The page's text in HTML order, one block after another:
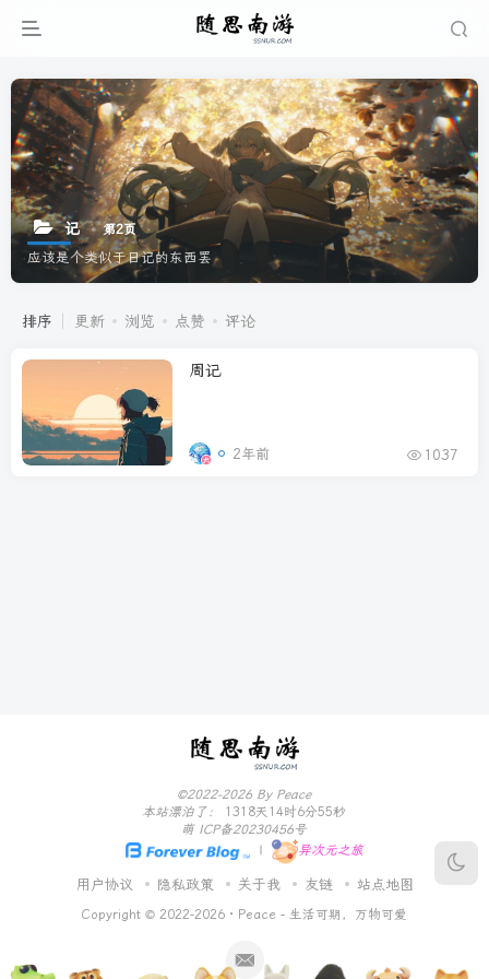
记 第2页
应该是个类似于日记的东西罢
排序 更新 浏览 点赞 评论
周记
2年前 1037
©2022-2026 By Peace
本站漂泊了：
1318天14时6分55秒
萌 ICP备20230456号
|
异次元之旅
用户协议 隐私政策 关于我 友链 站点地图
Copyright © 2022-2026 · Peace - 生活可期，万物可爱